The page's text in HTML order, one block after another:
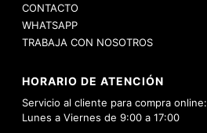
CONTACTO
WHATSAPP
TRABAJA CON NOSOTROS
HORARIO DE ATENCIÓN
Servicio al cliente para compra online:
Lunes a Viernes de 9:00 a 17:00